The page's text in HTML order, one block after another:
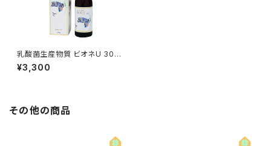
乳酸菌生産物質 ビオネU 300
ml
¥3,300
その他の商品